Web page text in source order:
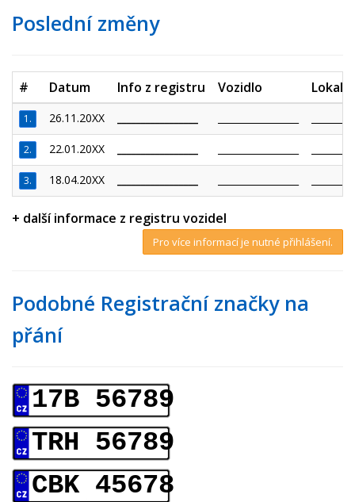
Poslední změny
# Datum Info z registru Vozidlo
1. 26.11.20XX
2. 22.01.20XX
3. 18.04.20XX
+ další informace z registru vozidel
Pro více informací je nutné přihlášení.
Podobné Registrační značky na
přání
17B 56789
TRH 56789
CBK 45678